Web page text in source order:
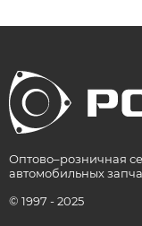
Оптово–розничная
автомобильных
© 1997 - 2025